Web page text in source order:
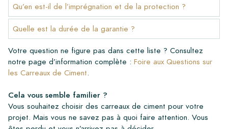
Qu’en est-il de l’imprégnation et de la protection ?
Quelle est la durée de la garantie ?
Votre question ne figure pas dans cette liste ? Consultez
notre page d’information complète : Foire aux Questions sur
les Carreaux de Ciment.
Cela vous semble familier ?
Vous souhaitez choisir des carreaux de ciment pour votre
projet. Mais vous ne savez pas à quoi faire attention. Vous